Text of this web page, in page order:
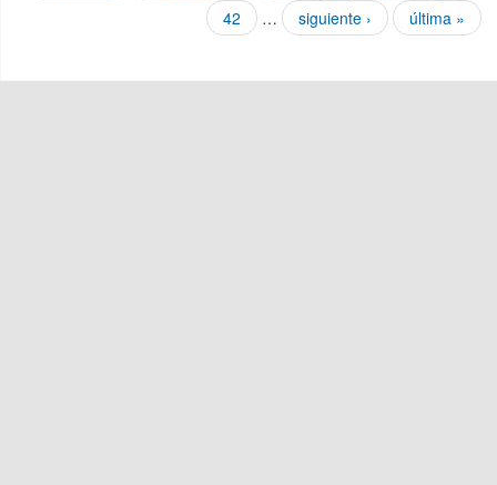
42
… siguiente › última »